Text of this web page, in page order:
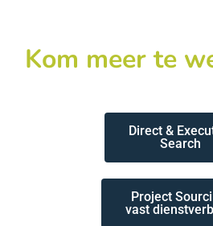
Kom meer te
Direct &
Search
Project
vast